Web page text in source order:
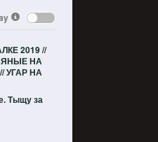
2019 //
НА
УГАР НА
Тыщу за